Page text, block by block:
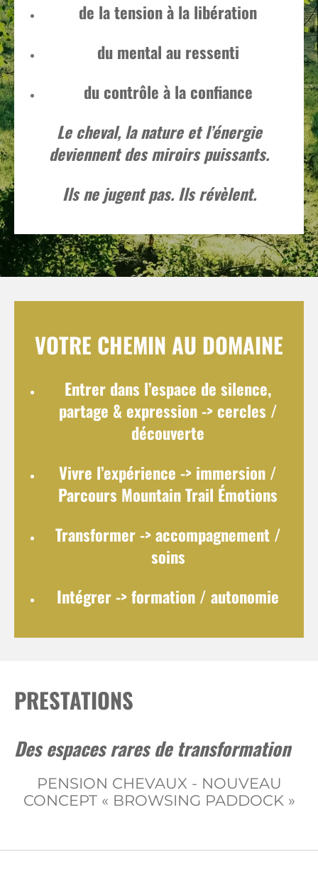
de la tension à la libération
du mental au ressenti
du contrôle à la confiance
Le cheval, la nature et l’énergie
deviennent des miroirs puissants.
Ils ne jugent pas. Ils révèlent.
VOTRE CHEMIN AU DOMAINE
Entrer dans l’espace de silence,
partage & expression-> cercles /
découverte
Vivre l’expérience -> immersion /
Parcours Mountain Trail Émotions
Transformer-> accompagnement /
soins
Intégrer-> formation / autonomie
PRESTATIONS
Des espaces rares de transformation
PENSION CHEVAUX - NOUVEAU
CONCEPT « BROWSING PADDOCK »